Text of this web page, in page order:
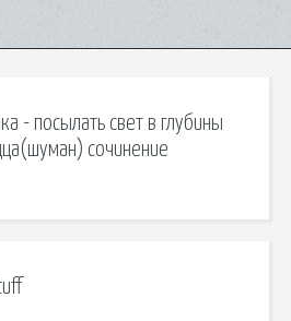
- посылать свет в глубины
сочинение